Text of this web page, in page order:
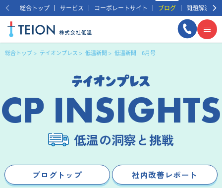
総合トップ サービス コーポレートサイト ブログ 問題解決事例
総合トップ テイオンプレス 低温新聞 低温新聞 6月号
CP INSIGHTS
低温の洞察と挑戦
ブログトップ 社内改善レポート